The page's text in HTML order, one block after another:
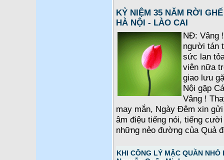
KỶ NIỆM 35 NĂM RỜI
HÀ NỘI - LÀO CAI
NĐ: Vâng
người tán
sức lan
viên nữa
giao lưu
Nội gặp
Vâng !
may mắn, Ngày Đêm xin
âm điệu tiếng nói, tiếng
những nẻo đường của Quả
KHI CÔNG LÝ MẶC QUẦN